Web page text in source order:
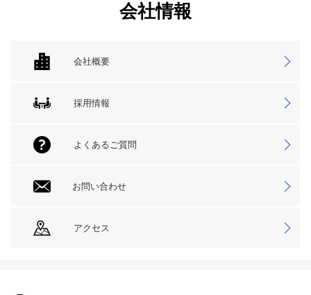
会社情報
会社概要
採用情報
よくあるご質問
お問い合わせ
アクセス